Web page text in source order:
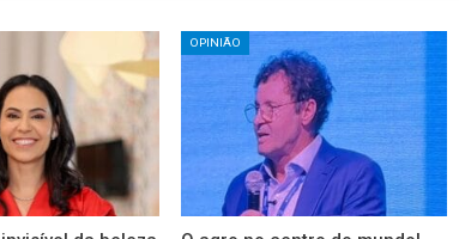
OPINIÃO